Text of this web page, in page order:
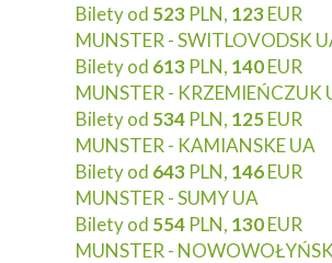
Bilety od 523 PLN, 123EUR
MUNSTER - SWITLOVODSK
Bilety od 613 PLN, 140EUR
MUNSTER - KRZEMIEŃCZUK
Bilety od 534 PLN, 125EUR
MUNSTER - KAMIANSKE UA
Bilety od 643 PLN, 146EUR
MUNSTER - SUMY UA
Bilety od 554 PLN, 130EUR
MUNSTER -